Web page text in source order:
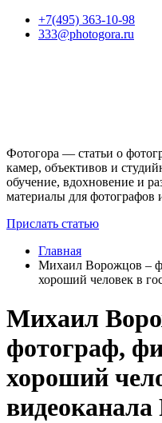
+7(495) 363-10-98
333@photogora.ru
Фотогора — статьи о
камер, объективов и
обучение, вдохновение и
материалы для фотографов
Прислать статью
Главная
Михаил Ворожцов –
хороший человек в
Михаил
фотограф,
хороший